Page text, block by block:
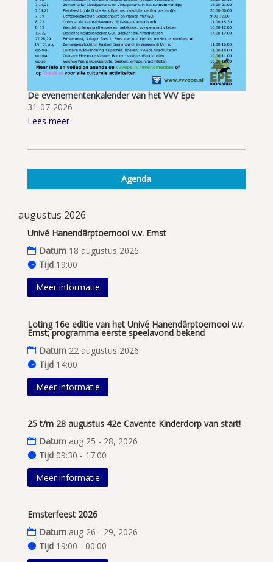
De evenementenkalender van het VVV Epe
31-07-2026
Lees meer
Agenda
augustus 2026
Univé Hanendârptoernooi v.v. Emst
Datum 18 augustus 2026
Tijd 19:00
Meer informatie
Loting 16e editie van het Univé Hanendârptoernooi v.v.
Emst; programma eerste speelavond bekend
Datum 22 augustus 2026
Tijd 14:00
Meer informatie
25 t/m 28 augustus 42e Cavente Kinderdorp van start!
Datum aug 25 - 28, 2026
Tijd 09:30 - 17:00
Meer informatie
Emsterfeest 2026
Datum aug 26 - 29, 2026
Tijd 19:00 - 00:00